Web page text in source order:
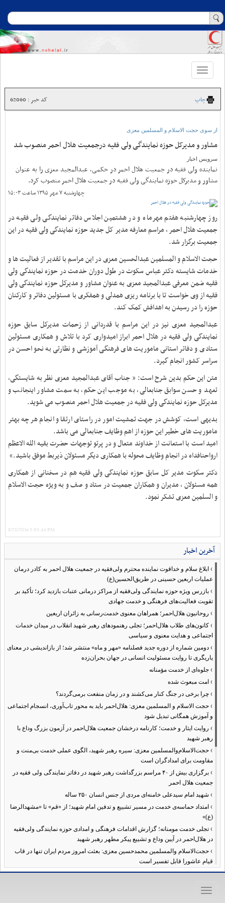
Toggle
navigation
چاپ کد خبر : 62060
از سوی حجت الاسلام و المسلمین معزی
مشاور و مدیرکل حوزه نمایندگی ولی فقیه درجمعیت هلال احمر منصوب شد
سرویس اخبار
نماینده ولی فقیه در جمعیت هلال احمر در حکمی، عبدالمجید معزی را به عنوان
مشاور و مدیرکل حوزه نمایندگی ولی فقیه در جمعیت هلال احمر منصوب کرد.
چهارشنبه ۷ مهر ۱۳۹۵ ساعت ۱۵:۰۳
روز چهارشنبه هفتم مهرماه و در هشتمین اجلاس دفاتر نمایندگی ولی فقیه در
جمعیت هلال احمر ، مراسم معارفه مدیر کل جدید حوزه نمایندگی ولی فقیه در این
جمعیت برگزار شد.
حجت الاسلام و المسلمین عبدالحسین معزی در این مراسم با تقدیر از فعالیت ها و
خدمات شایسته دکتر عباس سکوت در طول دوران خدمت در حوزه نمایندگی ولی
فقیه ضمن معرفی عبدالمجید معزی به عنوان مشاور و مدیرکل حوزه نمایندگی ولی
فقیه از وی خواست تا با برنامه ریزی همدلی و همفکری با مسئولین دفاتر و کارکنان
حوزه را در رسیدن به اهدافش کمک کند.
عبدالمجید معزی نیز در این مراسم با قدردانی از زحمات مدیرکل سابق حوزه
نمایندگی ولی فقیه در هلال احمر ابراز امیدواری کرد با تلاش و همکاری مسئولین
ستادی و دفاتر استانی ماموریت های فرهنگی آموزشی و نظارتی به نحو احسن در
سراسر کشور انجام گیرد.
متن این حکم بدین شرح است: « جناب آقای عبدالمجید معزی نظر به شایستگی،
تعهد و حسن سوابق جنابعالی، به موجب این حکم، به سمت مشاور اینجانب و
مدیرکل حوزه نمایندگی ولی فقیه در جمعیت هلال احمر منصوب می شوید.
بدیهی است، کوشش در جهت تمشیت امور در راستای ارتقا و انجام هر چه بهتر
ماموریت های خطیر این حوزه از اهم وظایف جنابعالی می باشد.
امید است با استعانت از خداوند متعال و در پرتو توجهات حضرت بقیه الله الاعظم
ارواحنافداه در انجام وظایف محوله با همکاری دیگر مسئولان ذیربط موفق باشید.»
دکتر سکوت مدیر کل سابق حوزه نمایندگی ولی فقیه هم در سخنانی از همکاری
همه مسئولان ، مدیران و همکاران جمعیت در ستاد و صف و به ویژه حجت الاسلام
و السلمین معزی تشکر نمود.
9/28/2016 3:03:46 PM
آخرین اخبار
› ابلاغ سلام و خداقوت نماینده محترم ولی‌فقیه در جمعیت هلال احمر به کادر درمان
عملیات اربعین حسینی در طریق‌الحسین(ع)
› بازرس ویژه حوزه نمایندگی ولی‌فقیه از مراکز درمانی عتبات بازدید کرد؛ تأکید بر
تقویت فعالیت‌های فرهنگی و خدمت جهادی
› روحانیون هلال‌احمر؛ همراهان معنوی خدمت‌رسانی به زائران اربعین
› کانون‌های طلاب هلال‌احمر؛ تجلی رهنمودهای رهبر شهید انقلاب در میدان خدمات
اجتماعی و هدایت معنوی و سیاسی
› دومین شماره از دوره جدید فصلنامه «مهر و ماه» منتشر شد؛ از بازاندیشی در معنای
یاریگری تا روایت مسئولیت انسانی در جهان بحران‌زده
› جلوه‌ای از خدمت مؤمنانه
› امت مبعوث شده
› چرا برخی در جنگ کنار می‌کشند و در زمان منفعت برمی‌گردند؟
› حجت الاسلام و المسلمین معزی: هلال‌احمر باید به محور تاب‌آوری، انسجام اجتماعی
و آموزش همگانی تبدیل شود
› روایت ایثار و خدمت؛ کارنامه درخشان جمعیت هلال‌احمر در آزمون بزرگ وداع با
رهبر شهید
› حجت‌الاسلام‌والمسلمین معزی: سیره رهبر شهید، الگوی عملی خدمت بی‌منت و
مقاومت برای امدادگران است
›
برگزاری بیش از ۴۰ مراسم بزرگداشت رهبر شهید در دفاتر نمایندگی ولی فقیه در
جمعیت هلال احمر
› شهید امام سیدعلی خامنه‌ای مردی از جنس انسان ۲۵۰ ساله
› امتداد حماسه‌ی خدمت در مسیر تشییع و تدفین امام شهید؛ از «قم» تا «مشهدالرضا
(ع)»
› تجلی خدمت مومنانه؛ گزارش اقدامات فرهنگی و امدادی حوزه نمایندگی ولی‌فقیه
در هلال‌احمر در آیین وداع و تشییع پیکر مطهر رهبر شهید
› حجت‌الاسلام والمسلمین محمدحسین معزی: بعثت امروز مردم ایران تنها در قاب
قیام عاشورا قابل تفسیر است
›آمادگی همه‌جانبه معاونت فرهنگی حوزه نمایندگی ولی‌فقیه هلال‌احمر برای
›طنین نوای حسینی در ساختمان صلح؛ ویژه‌برنامه‌های عزاداری دهه اول محرم در
Toggle